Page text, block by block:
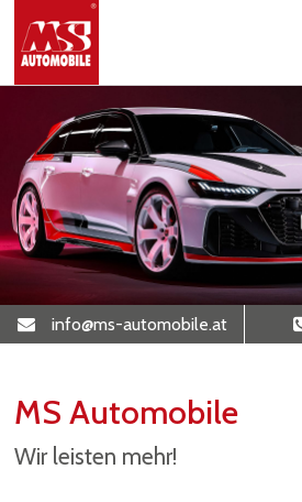
info@ms-automobile.at
MS Automobile
Wir leisten mehr!